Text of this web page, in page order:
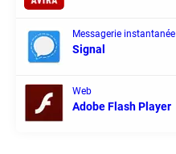
Messagerie instantanée
Signal
Web
Adobe Flash Player